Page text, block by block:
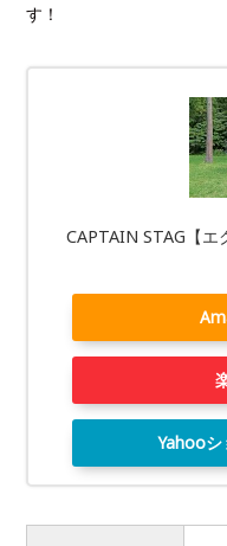
す！
CAPTAIN STAG【エ
Yahoo